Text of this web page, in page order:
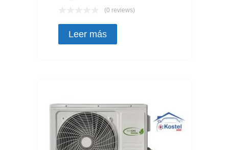
(0 reviews)
Leer más